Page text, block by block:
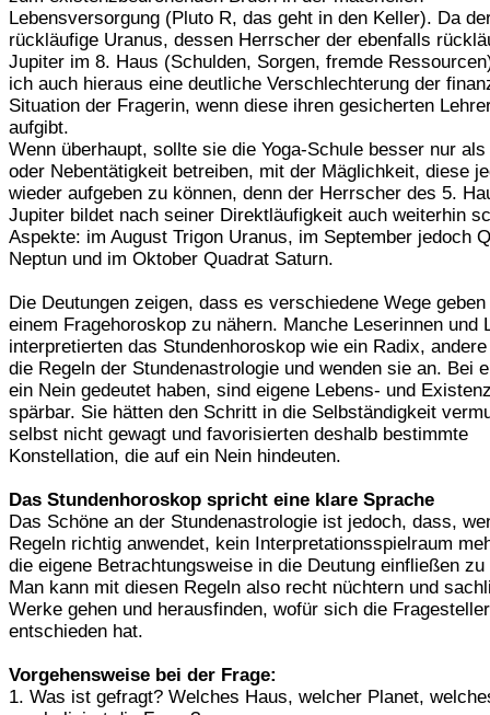
Lebensversorgung (Pluto R, das geht in den Keller). Da
rückläufige Uranus, dessen Herrscher der ebenfalls
Jupiter im 8. Haus (Schulden, Sorgen, fremde
ich auch hieraus eine deutliche Verschlechterung der
Situation der Fragerin, wenn diese ihren gesicherten
aufgibt.
Wenn überhaupt, sollte sie die Yoga-Schule besser nur
oder Nebentätigkeit betreiben, mit der Mäglichkeit, diese
wieder aufgeben zu können, denn der Herrscher des 5.
Jupiter bildet nach seiner Direktläufigkeit auch weiterhin
Aspekte: im August Trigon Uranus, im September jedoch
Neptun und im Oktober Quadrat Saturn.
Die Deutungen zeigen, dass es verschiedene Wege
einem Fragehoroskop zu nähern. Manche Leserinnen und
interpretierten das Stundenhoroskop wie ein Radix,
die Regeln der Stundenastrologie und wenden sie an. Bei
ein Nein gedeutet haben, sind eigene Lebens- und
spärbar. Sie hätten den Schritt in die Selbständigkeit
selbst nicht gewagt und favorisierten deshalb bestimmte
Konstellation, die auf ein Nein hindeuten.
Das Stundenhoroskop spricht eine klare Sprache
Das Schöne an der Stundenastrologie ist jedoch, dass,
Regeln richtig anwendet, kein Interpretationsspielraum
die eigene Betrachtungsweise in die Deutung einfließen
Man kann mit diesen Regeln also recht nüchtern und
Werke gehen und herausfinden, wofür sich die
entschieden hat.
Vorgehensweise bei der Frage:
1. Was ist gefragt? Welches Haus, welcher Planet,